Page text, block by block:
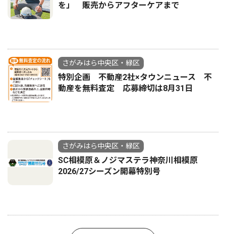
を」 販売からアフターケアまで
さがみはら中央区・緑区
特別企画 不動産2社×タウンニュース 不
動産を無料査定 応募締切は8月31日
さがみはら中央区・緑区
SC相模原＆ノジマステラ神奈川相模原
2026/27シーズン開幕特別号